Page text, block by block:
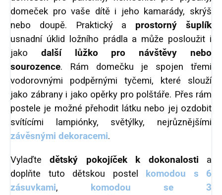
domeček pro vaše dítě i jeho kamarády, skrýš
nebo doupě. Praktický a prostorný šuplík
usnadní úklid ložního prádla a může posloužit i
jako další
lůžko pro návštěvy nebo
sourozence. Rám domečku je spojen třemi
vodorovnými podpěrnými tyčemi, které slouží
jako zábrany i jako opěrky pro polštáře. Přes rám
postele je možné přehodit látku nebo jej ozdobit
svítícími lampiónky, světýlky, nejrůznějšími
závěsnými dekoracemi.
Vylaďtedětský pokojíček k dokonalosti a
doplňte tuto dětskou postel komodou s 6
zásuvkami, komodou se 3